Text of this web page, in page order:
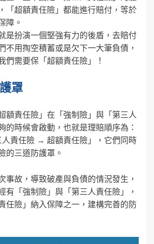
「超額責任險」都能進行賠付，等於
障。
是扮演一個堅強有力的後盾，去賠付
不用掏空積蓄或是欠下一大筆負債，
們需要保「超額責任險」！
罩
額責任險」在「強制險」與「第三人
的時候會啟動，也就是理賠順序為：
人責任險 → 超額責任險」，它們同時
的三道防護罩。
事故，導致破產與負債的情況發生，
有「強制險」與「第三人責任險」，
任險」納入保障之一，建構完善的防